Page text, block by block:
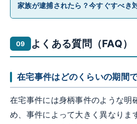
家族が逮捕されたら？今すぐすべき
よくある質問（FAQ）
在宅事件はどのくらいの期間
在宅事件には身柄事件のような明
め、事件によって大きく異なりま